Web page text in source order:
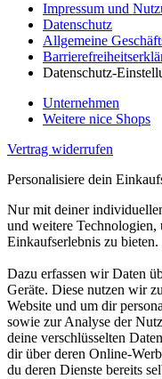
Impressum und
Datenschutz
Allgemeine
Datenschutz-
Unternehmen
Weitere nice Shops
Vertrag widerrufen
Personalisiere dein
Nur mit deiner
und weitere Technologien,
Einkaufserlebnis zu bieten.
Dazu erfassen wir Daten
Geräte. Diese nutzen wir
Website und um dir
sowie zur Analyse der
deine verschlüsselten
dir über deren Online-
du deren Dienste bereits